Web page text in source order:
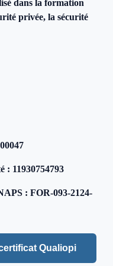
dans la formation
privée, la sécurité
: 11930754793
: FOR-093-2124-
Qualiopi